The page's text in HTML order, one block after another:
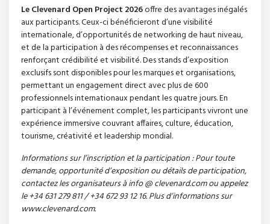
Le Clevenard Open Project 2026offre des avantages inégalés
aux participants. Ceux-ci bénéficieront d’une visibilité
internationale, d’opportunités de networking de haut niveau,
et de la participation à des récompenses et reconnaissances
renforçant crédibilité et visibilité. Des stands d’exposition
exclusifs sont disponibles pour les marques et organisations,
permettant un engagement direct avec plus de 600
professionnels internationaux pendant les quatre jours. En
participant à l’événement complet, les participants vivront une
expérience immersive couvrant affaires, culture, éducation,
tourisme, créativité et leadership mondial.
Informations sur l’inscription et la participation : Pour toute
demande, opportunité d’exposition ou détails de participation,
contactez les organisateurs à info @ clevenard.com ou appelez
le +34 631 279 811 / +34 672 93 12 16. Plus d’informations sur
www.clevenard.com.